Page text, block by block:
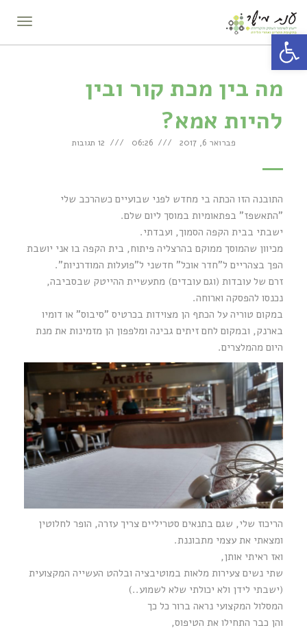
פתח סרגל נגישות
מה בין מכת קור ובין
להיות אמא?
פברואר 6, 2017 06:26 12 תגובות
התובנה הזו הכתה בי מחדש לפני שבועיים כשהרכב שלי
"התאשפז" בפתאומיות במוסך ליום שלם.
ישבתי בבית הקפה הסמוך, ועבדתי.
מכיוון שהמוסך ממוקם בהרצליה פיתוח, בית הקפה בו אני יושבת
הפך בצהריים ל"חדר אוכל" חדשני ל"פועלות המודרניות".
זרם של עובדות (וגם עובדים) מתעשיית ההייטק שבסביבה,
נכנסו להפסקה וארוחה.
במקום טוריה על הכתף הן מצוידות בכרטיס "סיבוס" או דומיו
בארנק, ובמקום לחם זיתים גבינה ומלפפון הן מזמינות את מנת
היום מהמלצרים.
הריכוז שלי, שגם בתנאים סטריליים צריך עזרה, הופר לחלוטין
ומצאתי את עצמי מתבוננת.
ואז ראיתי אותן,
שתי נשים צעירות מלאות במוטיבציה ובלהט העשייה המקצועית
(ישבתי לידן ולא יכולתי שלא לשמוע..)
המסלול המקצועי נראה ברור כל כך
והן כבר התחילו את הטיפוס,